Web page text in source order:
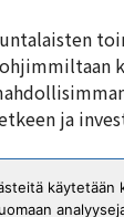
ja
Lue